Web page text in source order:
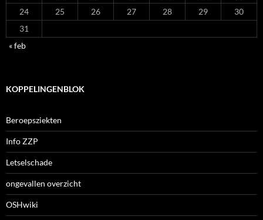
24
25 26 27 28 29
30
31
« feb
KOPPELINGENBLOK
Beroepsziekten
Info ZZP
Letselschade
ongevallen overzicht
OSHwiki